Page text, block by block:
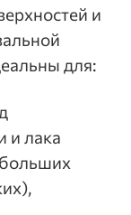
и
для:
и лака